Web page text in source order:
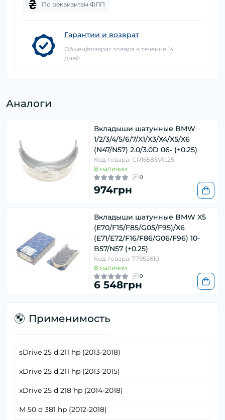
По реквизитам ФЛП
Гарантии и возврат
Обмен/возврат товара в течение 14
дней
Аналоги
Вкладыши шатунные BMW
1/2/3/4/5/6/7/X1/X3/X4/X5/X6
(N47/N57) 2.0/3.0D 06- (+0.25)
Код товара: CR1658SV0.25
В наличии
0
974грн
Вкладыши шатунные BMW X5
(E70/F15/F85/G05/F95)/X6
(E71/E72/F16/F86/G06/F96) 10-
B57/N57 (+0.25)
Код товара: 77952610
В наличии
0
6 548грн
Применимость
sDrive 25 d 211 hp (2013-2018)
xDrive 25 d 211 hp (2013-2015)
xDrive 25 d 218 hp (2014-2018)
M 50 d 381 hp (2012-2018)